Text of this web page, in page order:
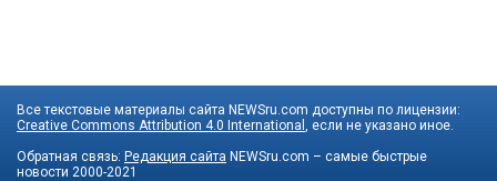
Все текстовые материалы сайта NEWSru.com доступны по лицензии:
Creative Commons Attribution 4.0 International
, если не указано иное.
Обратная связь: Редакция сайта NEWSru.com – самые быстрые
новости 2000-2021